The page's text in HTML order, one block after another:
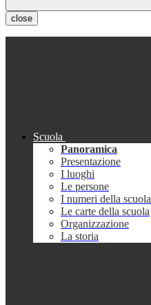
close
Scuola
Panoramica
Presentazione
I luoghi
Le persone
I numeri della scuola
Le carte della scuola
Organizzazione
La storia